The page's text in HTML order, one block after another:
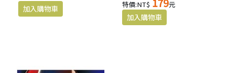
特價:NT$
元